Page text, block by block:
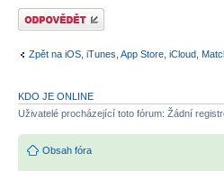
Odeslat odpověď
Zpět na iOS, iTunes, App Store, iCloud,
KDO JE ONLINE
Uživatelé procházející toto fórum: Žádní
Obsah fóra